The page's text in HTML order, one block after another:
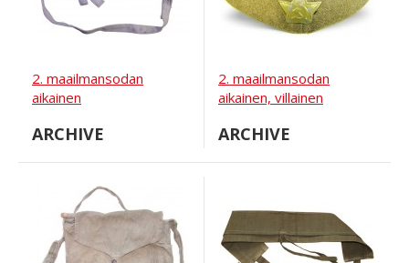
2. maailmansodan
aikainen
RKKA-solki.
ARCHIVE
2. maailmansodan
aikainen, villainen
ARCHIVE